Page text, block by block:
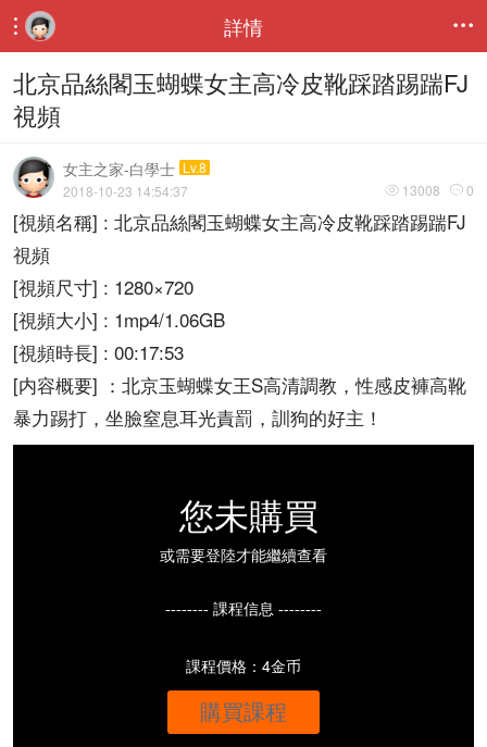
 詳情 
北京品絲閣玉蝴蝶女主高冷皮靴踩踏踢踹FJ
視頻
女主之家-白學士 Lv.8
 13008  0
2018-10-23 14:54:37
[視頻名稱] : 北京品絲閣玉蝴蝶女主高冷皮靴踩踏踢踹FJ
視頻
[視頻尺寸] : 1280×720
[視頻大小] : 1mp4/1.06GB
[視頻時長] : 00:17:53
[内容概要] ：北京玉蝴蝶女王S高清調教，性感皮褲高靴
暴力踢打，坐臉窒息耳光責罰，訓狗的好主！
您未購買
或需要登陸才能繼續查看
-------- 課程信息 --------
課程價格：4金币
購買課程